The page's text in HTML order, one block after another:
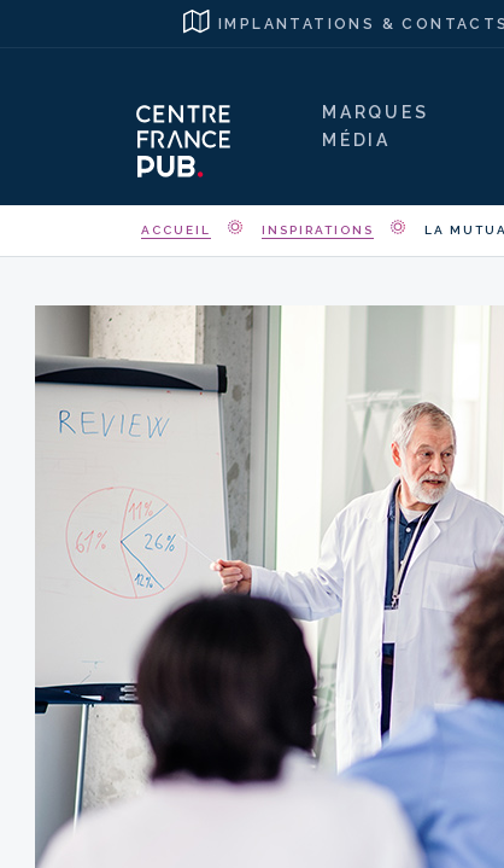
MARQUES
MÉDIA
IMPLANTATIONS & CONTACTS
ACCUEIL INSPIRATIONS LA